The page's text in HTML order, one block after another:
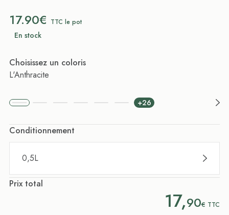
17.90€ TTC le pot
En stock
Choisissez un coloris
L'Anthracite
+26
Conditionnement
0,5L
Prix total
17,90€ TTC